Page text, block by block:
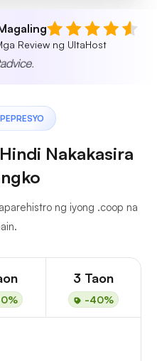
Review ng UltaHost
Nakakasira
ng iyong .coop na
3 Taon
-40%